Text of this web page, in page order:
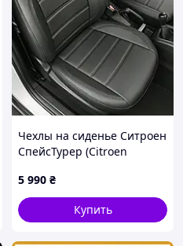
Чехлы на сиденье Ситроен
СпейсТурер (Citroen
экокожа
5 990 ₴
Купить